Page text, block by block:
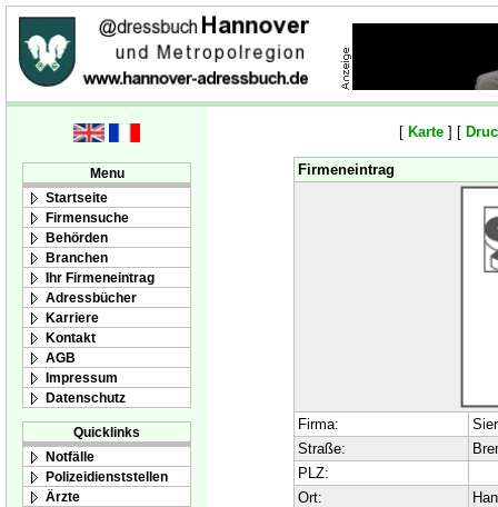
Menu
Startseite
Firmensuche
Behörden
Branchen
Ihr Firmeneintrag
Adressbücher
Karriere
Kontakt
AGB
Impressum
Datenschutz
Quicklinks
Notfälle
Polizeidienststellen
Ärzte
[ Karte ] [
Firmeneintrag
Firma:
Straße:
PLZ:
Ort: